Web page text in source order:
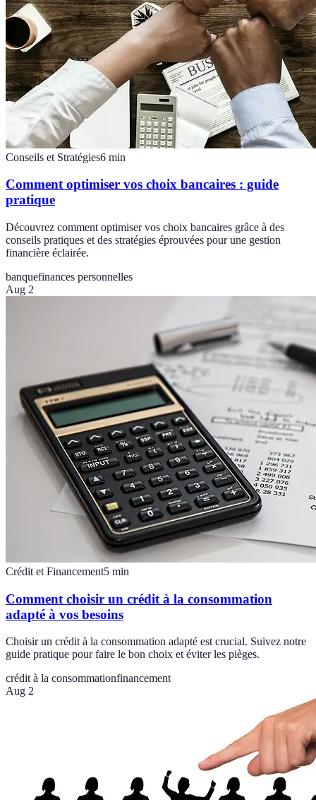
Conseils et Stratégies6 min
Comment optimiser vos choix bancaires : guide
pratique
Découvrez comment optimiser vos choix bancaires grâce à des
conseils pratiques et des stratégies éprouvées pour une gestion
financière éclairée.
banquefinances personnelles
Aug 2
Crédit et Financement5 min
Comment choisir un crédit à la consommation
adapté à vos besoins
Choisir un crédit à la consommation adapté est crucial. Suivez notre
guide pratique pour faire le bon choix et éviter les pièges.
crédit à la consommationfinancement
Aug 2